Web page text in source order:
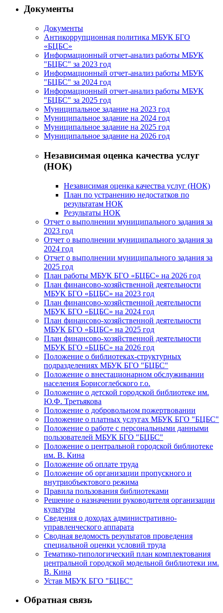
Документы
Документы
Антикоррупционная политика МБУК БГО
«БЦБС»
Информационный отчет-анализ работы МБУК
"БЦБС" за 2023 год
Информационный отчет-анализ работы МБУК
"БЦБС" за 2024 год
Информационный отчет-анализ работы МБУК
"БЦБС" за 2025 год
Муниципальное задание на 2023 год
Муниципальное задание на 2024 год
Муниципальное задание на 2025 год
Муниципальное задание на 2026 год
Независимая оценка качества услуг
(НОК)
Независимая оценка качества услуг (НОК)
План по устранению недостатков по
результатам НОК
Результаты НОК
Отчет о выполнении муниципального задания за
2023 год
Отчет о выполнении муниципального задания за
2024 год
Отчет о выполнении муниципального задания за
2025 год
План работы МБУК БГО «БЦБС» на 2026 год
План финансово-хозяйственной деятельности
МБУК БГО «БЦБС» на 2023 год
План финансово-хозяйственной деятельности
МБУК БГО «БЦБС» на 2024 год
План финансово-хозяйственной деятельности
МБУК БГО «БЦБС» на 2025 год
План финансово-хозяйственной деятельности
МБУК БГО «БЦБС» на 2026 год
Положение о библиотеках-структурных
подразделениях МБУК БГО "БЦБС"
Положение о внестационарном обслуживании
населения Борисоглебского г.о.
Положение о детской городской библиотеке им.
Ю.Ф. Третьякова
Положение о добровольном пожертвовании
Положение о платных услугах МБУК БГО "БЦБС"
Положение о работе с персональными данными
пользователей МБУК БГО "БЦБС"
Положение о центральной городской библиотеке
им. В. Кина
Положение об оплате труда
Положение об организации пропускного и
внутриобъектового режима
Правила пользования библиотеками
Решение о назначении руководителя организации
культуры
Сведения о доходах административно-
управленческого аппарата
Сводная ведомость результатов проведения
специальной оценки условий труда
Тематико-типологический план комплектования
центральной городской модельной библиотеки им.
В. Кина
Устав МБУК БГО "БЦБС"
Обратная связь